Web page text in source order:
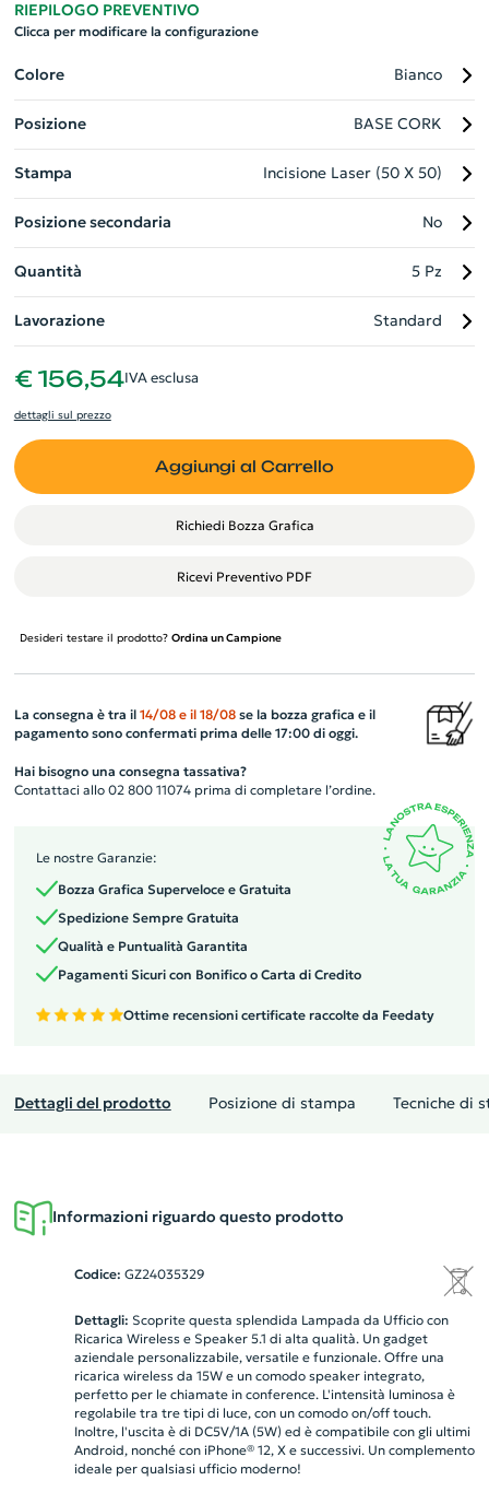
le chiamate in conference. L'intensità luminosa è regolabile tra
di DC5V/1A (5W) ed è compatibile con gli ultimi Android,
nonché con iPhone® 12, X e successivi. Un complemento ideale
per qualsiasi ufficio moderno!
RIEPILOGO PREVENTIVO
Clicca per modificare la configurazione
Colore Bianco
Posizione BASE CORK
Stampa Incisione Laser (50 X 50)
Posizione secondaria No
Quantità 5 Pz
Lavorazione Standard
€ 156,54IVA esclusa
dettagli sul prezzo
Aggiungi al Carrello
Richiedi Bozza Grafica
Ricevi Preventivo PDF
Desideri testare il prodotto? Ordina un Campione
La consegna è tra il 14/08 e il 18/08se la bozza grafica e il
pagamento sono confermati prima delle 17:00 di oggi.
Hai bisogno una consegna tassativa?
Contattaci allo 02 800 11074 prima di completare l’ordine.
Le nostre Garanzie:
Bozza Grafica Superveloce e Gratuita
Spedizione Sempre Gratuita
Qualità e Puntualità Garantita
Pagamenti Sicuri con Bonifico o Carta di Credito
Ottime recensioni certificate raccolte da Feedaty
Dettagli del prodotto Posizione di stampa Tecniche di
Informazioni riguardo questo prodotto
Codice: GZ24035329
Dettagli: Scoprite questa splendida Lampada da Ufficio con
Ricarica Wireless e Speaker 5.1 di alta qualità. Un gadget
aziendale personalizzabile, versatile e funzionale. Offre una
ricarica wireless da 15W e un comodo speaker integrato,
perfetto per le chiamate in conference. L'intensità luminosa è
regolabile tra tre tipi di luce, con un comodo on/off touch.
Inoltre, l'uscita è di DC5V/1A (5W) ed è compatibile con gli ultimi
Android, nonché con iPhone® 12, X e successivi. Un complemento
ideale per qualsiasi ufficio moderno!